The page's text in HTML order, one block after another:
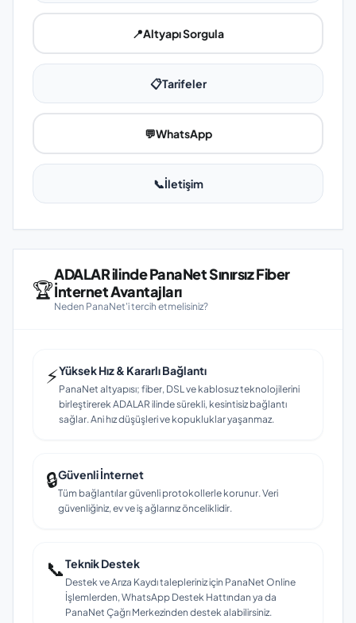
📍Altyapı Sorgula
📋Tarifeler
💬WhatsApp
📞İletişim
🏆
ADALAR ilinde PanaNet Sınırsız Fiber
İnternet Avantajları
Neden PanaNet'i tercih etmelisiniz?
⚡Yüksek Hız & Kararlı Bağlantı
PanaNet altyapısı; fiber, DSL ve kablosuz teknolojilerini
birleştirerek ADALAR ilinde sürekli, kesintisiz bağlantı
sağlar. Ani hız düşüşleri ve kopukluklar yaşanmaz.
🔒Güvenli İnternet
Tüm bağlantılar güvenli protokollerle korunur. Veri
güvenliğiniz, ev ve iş ağlarınız önceliklidir.
📞Teknik Destek
Destek ve Arıza Kaydı talepleriniz için PanaNet Online
İşlemlerden, WhatsApp Destek Hattından ya da
PanaNet Çağrı Merkezinden destek alabilirsiniz.